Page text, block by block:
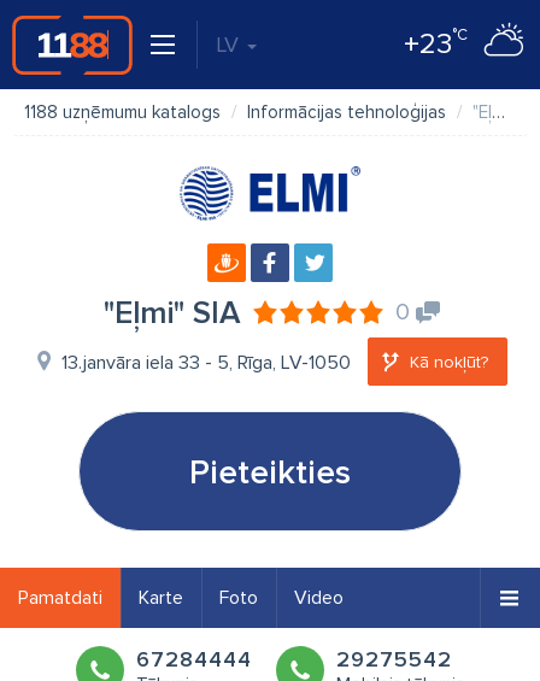
LV +23°C
1188 uzņēmumu katalogs Informācijas tehnoloģijas "Eļmi" SIA
"Eļmi" SIA 0
13.janvāra iela 33 - 5, Rīga, LV-1050 Kā nokļūt?
Pieteikties
Pamatdati Karte Foto Video
67284444 29275542